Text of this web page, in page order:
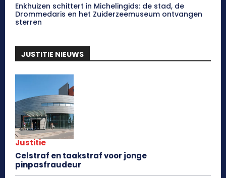
Enkhuizen schittert in Michelingids: de stad, de
Drommedaris en het Zuiderzeemuseum ontvangen
sterren
JUSTITIE NIEUWS
Justitie
Celstraf en taakstraf voor jonge
pinpasfraudeur